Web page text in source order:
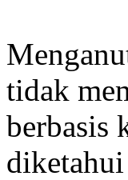
tidak
berbasis